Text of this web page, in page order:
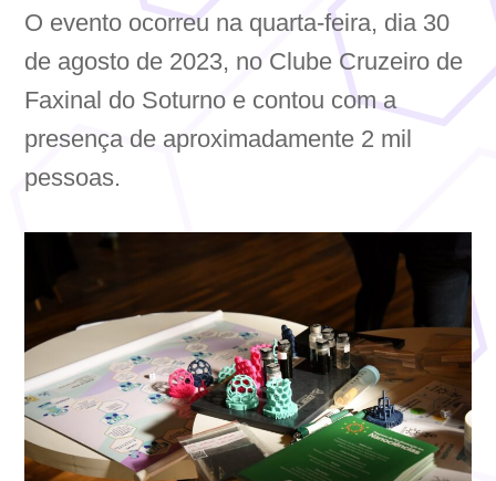
O evento ocorreu na quarta-feira, dia 30
de agosto de 2023, no Clube Cruzeiro de
Faxinal do Soturno e contou com a
presença de aproximadamente 2 mil
pessoas.